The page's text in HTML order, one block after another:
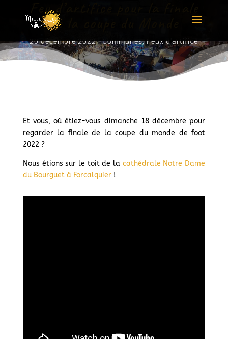
Feu d’artifice pour la finale
de la coupe du Monde
20 décembre 2022|Communes, Feux d'artifice
Et vous, où étiez-vous dimanche 18 décembre pour
regarder la finale de la coupe du monde de foot
2022 ?
Nous étions sur le toit de la cathédrale Notre Dame
du Bourguet à Forcalquier!